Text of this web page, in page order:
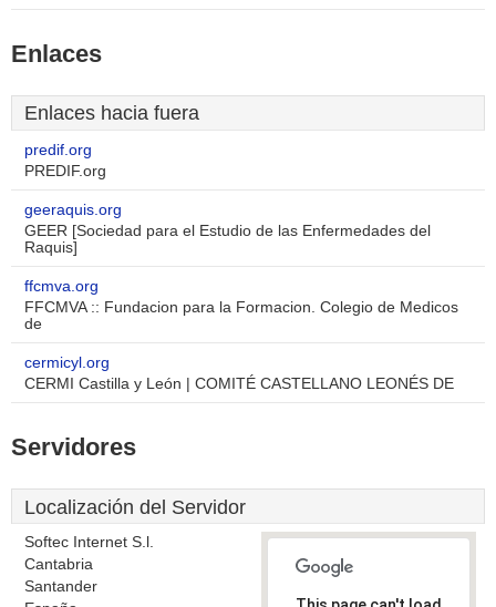
Enlaces
Enlaces hacia fuera
predif.org
PREDIF.org
geeraquis.org
GEER [Sociedad para el Estudio de las Enfermedades del
Raquis]
ffcmva.org
FFCMVA :: Fundacion para la Formacion. Colegio de Medicos
de
cermicyl.org
CERMI Castilla y León | COMITÉ CASTELLANO LEONÉS DE
Servidores
Localización del Servidor
Softec Internet S.l.
Cantabria
Santander